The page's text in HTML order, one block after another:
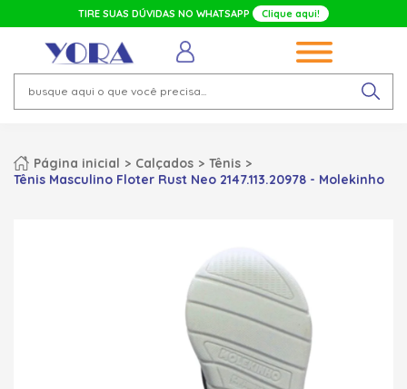
TIRE SUAS DÚVIDAS NO WHATSAPP Clique aqui!
Página inicial Calçados
Tênis
Tênis Masculino Floter Rust Neo 2147.113.20978 - Molekinho